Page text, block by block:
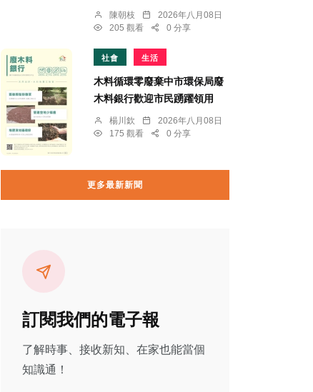
陳朝枝
2026年八月08日
205 觀看
0 分享
社會 生活
木料循環零廢棄中市環保局廢
木料銀行歡迎市民踴躍領用
楊川欽
2026年八月08日
175 觀看
0 分享
更多最新新聞
訂閱我們的電子報
了解時事、接收新知、在家也能當個
知識通！